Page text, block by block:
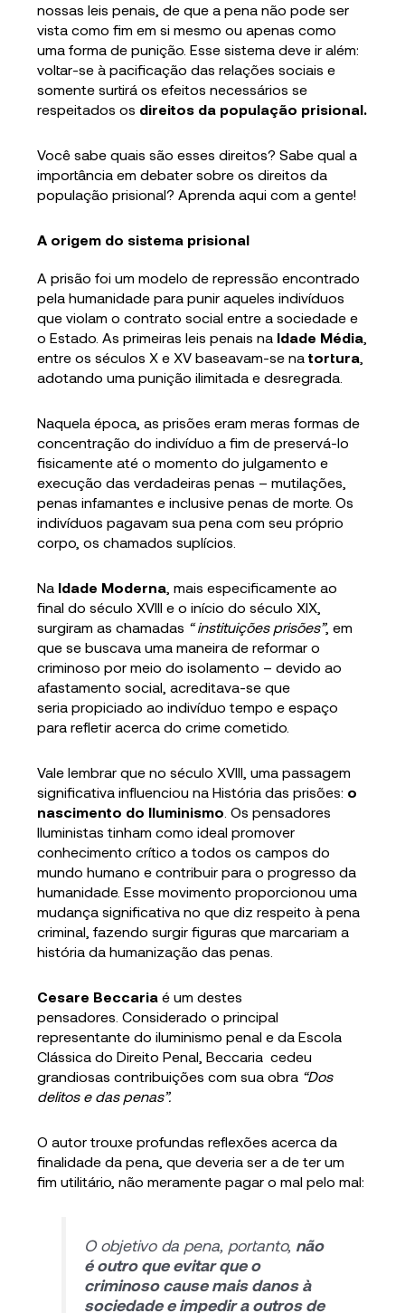
nossas leis penais, de que a pena não pode ser
vista como fim em si mesmo ou apenas como
uma forma de punição. Esse sistema deve ir além:
voltar-se à pacificação das relações sociais e
somente surtirá os efeitos necessários se
respeitados os direitos da população prisional.
Você sabe quais são esses direitos? Sabe qual a
importância em debater sobre os direitos da
população prisional? Aprenda aqui com a gente!
A origem do sistema prisional
A prisão foi um modelo de repressão encontrado
pela humanidade para punir aqueles indivíduos
que violam o contrato social entre a sociedade e
o Estado. As primeiras leis penais na Idade Média
entre os séculos X e XV baseavam-se natortura
adotando uma punição ilimitada e desregrada.
Naquela época, as prisões eram meras formas de
concentração do indivíduo a fim de preservá-lo
fisicamente até o momento do julgamento e
execução das verdadeiras penas – mutilações,
penas infamantes e inclusive penas de morte. Os
indivíduos pagavam sua pena com seu próprio
corpo, os chamados suplícios.
Na Idade Moderna , mais especificamente ao
final do século XVIII e o início do século XIX,
surgiram as chamadas “ instituições prisões”, em
que se buscava uma maneira de reformar o
criminoso por meio do isolamento – devido ao
afastamento social, acreditava-se que
seria propiciado ao indivíduo tempo e espaço
para refletir acerca do crime cometido.
Vale lembrar que no século XVIII, uma passagem
significativa influenciou na História das prisões: o
nascimento do Iluminismo . Os pensadores
Iluministas tinham como ideal promover
conhecimento crítico a todos os campos do
mundo humano e contribuir para o progresso da
humanidade. Esse movimento proporcionou uma
mudança significativa no que diz respeito à pena
criminal, fazendo surgir figuras que marcariam a
história da humanização das penas.
Cesare Beccaria é um destes
pensadores. Considerado o principal
representante do iluminismo penal e da Escola
Clássica do Direito Penal, Beccaria cedeu
grandiosas contribuições com sua obra “Dos
delitos e das penas”.
O autor trouxe profundas reflexões acerca da
finalidade da pena, que deveria ser a de ter um
fim utilitário, não meramente pagar o mal pelo mal:
O objetivo da pena, portanto, não
é outro que evitar que o
criminoso cause mais danos à
sociedade e impedir a outros de